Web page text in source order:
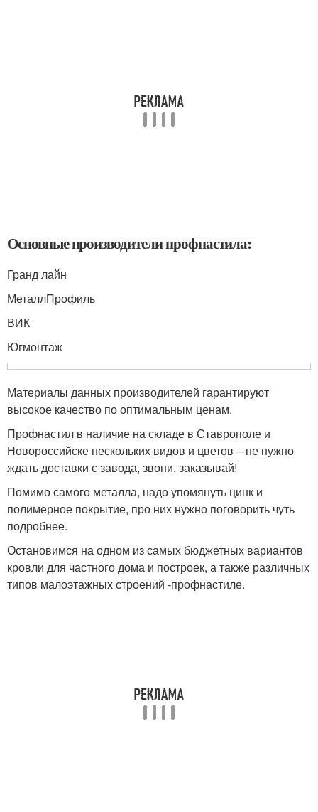
Основные производители профнастила:
Гранд лайн
МеталлПрофиль
ВИК
Югмонтаж
Материалы данных производителей гарантируют
высокое качество по оптимальным ценам.
Профнастил в наличие на складе в Ставрополе и
Новороссийске нескольких видов и цветов – не нужно
ждать доставки с завода, звони, заказывай!
Помимо самого металла, надо упомянуть цинк и
полимерное покрытие, про них нужно поговорить чуть
подробнее.
Остановимся на одном из самых бюджетных вариантов
кровли для частного дома и построек, а также различных
типов малоэтажных строений -профнастиле.